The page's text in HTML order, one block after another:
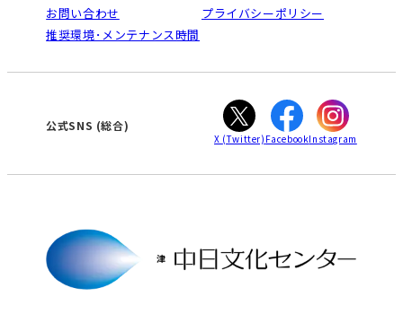
ご利用ガイド
オンライン講座受講の手順
WEBサイトのよくある質問
南大高
犬山
高蔵寺
大垣
津
お問い合わせ
プライバシーポリシー
推奨環境･メンテナンス時間
公式SNS (総合)
X (Twitter) FacebookInstagram